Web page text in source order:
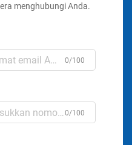
menghubungi Anda.
0/100
0/100